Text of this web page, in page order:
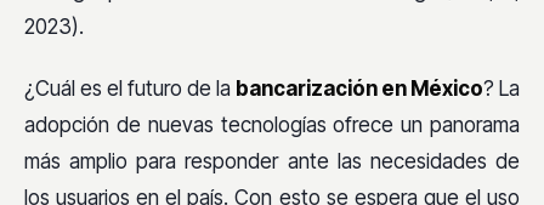
2023).
¿Cuál es el futuro de la bancarización en México? La
adopción de nuevas tecnologías ofrece un panorama
más amplio para responder ante las necesidades de
los usuarios en el país. Con esto se espera que el uso